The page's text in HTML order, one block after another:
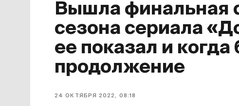
Вышла финальная
сезона сериала
ее показал и когда
продолжение
24 ОКТЯБРЯ 2022, 08:18